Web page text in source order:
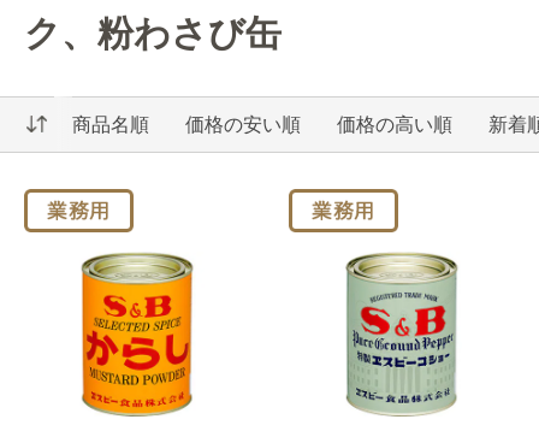
ク、粉わさび缶
商品名順 価格の安い順 価格の高い順 新着